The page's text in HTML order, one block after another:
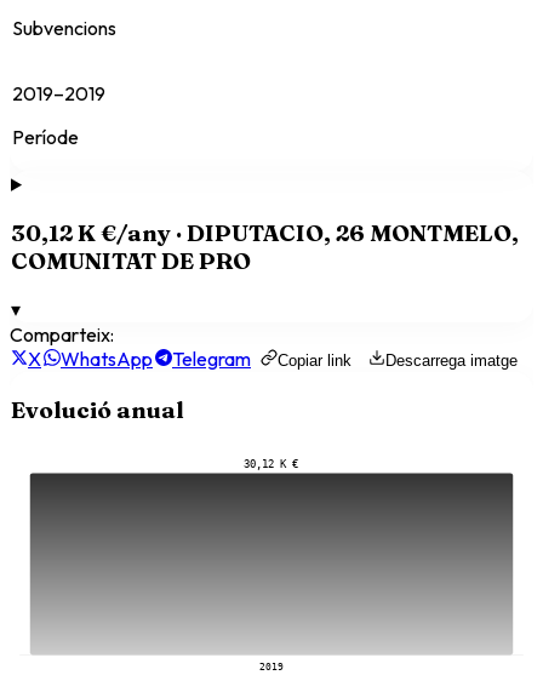
Subvencions
2019–2019
Període
30,12 K €/any ·DIPUTACIO, 26 MONTMELO,
COMUNITAT DE PRO
▾
Comparteix:
X
WhatsApp Telegram Copiar link Descarrega imatge
Evolució anual
30,12 K €
2019